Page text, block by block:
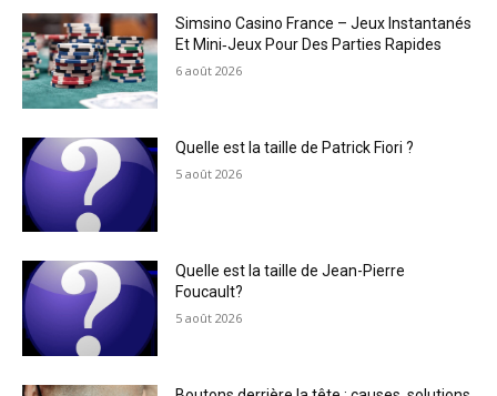
Simsino Casino France – Jeux Instantanés
Et Mini‑Jeux Pour Des Parties Rapides
6 août 2026
Quelle est la taille de Patrick Fiori ?
5 août 2026
Quelle est la taille de Jean-Pierre
Foucault?
5 août 2026